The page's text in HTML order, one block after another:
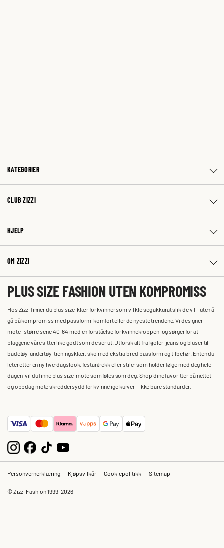
KATEGORIER
CLUB ZIZZI
HJELP
OM ZIZZI
PLUS SIZE FASHION UTEN KOMPROMISS
Hos Zizzi finner du plus size-klær for kvinner som vil kle seg akkurat slik de vil – uten å
gå på kompromiss med passform, komfort eller de nyeste trendene. Vi designer
mote i størrelsene 40–64 med en forståelse for kvinnekroppen, og sørger for at
plaggene våre sitter like godt som de ser ut. Utforsk alt fra kjoler, jeans og bluser til
badetøy, undertøy, treningsklær, sko med ekstra bred passform og tilbehør. Enten du
leter etter en ny hverdagslook, festantrekk eller stiler som holder følge med deg hele
dagen, vil du finne plus size-mote som føles som deg. Shop dine favoritter på nettet
og oppdag mote skreddersydd for kvinnelige kurver – ikke bare standarder.
Personvernerklæring Kjøpsvilkår Cookiepolitikk Sitemap
© Zizzi Fashion 1999-2026